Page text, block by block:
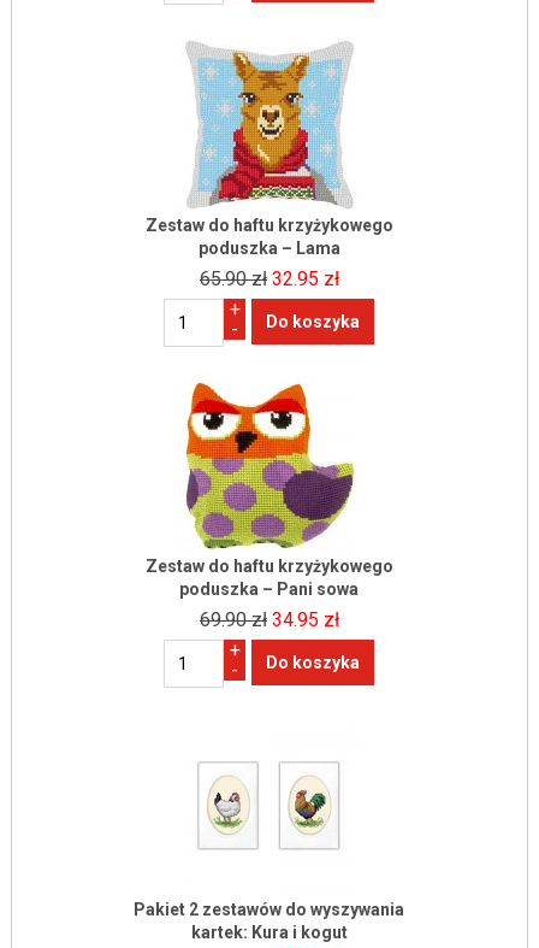
Zestaw do haftu krzyżykowego
poduszka – Lama
65.90 zł 32.95 zł
+
-
Zestaw do haftu krzyżykowego
poduszka – Pani sowa
69.90 zł 34.95 zł
+
-
Pakiet 2 zestawów do wyszywania
kartek: Kura i kogut